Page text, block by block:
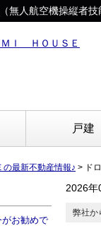
無人航空機操縦者
戸建
の最新不動産情報♪ > ド
お勧めで
2026年
弊社か